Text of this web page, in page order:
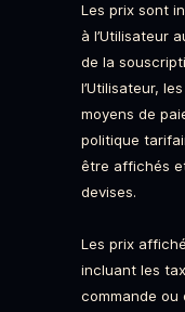
Les prix sont
à l’Utilisateur
de la
l’Utilisateur,
moyens de
politique
être affichés
devises.
Les prix
incluant les
commande ou